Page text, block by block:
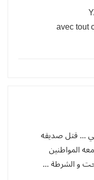
avec tout
... قتل صديقه
المواطنين